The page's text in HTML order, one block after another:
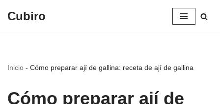
Cubiro
Inicio - Cómo preparar ají de gallina: receta de ají de gallina
Cómo preparar ají de